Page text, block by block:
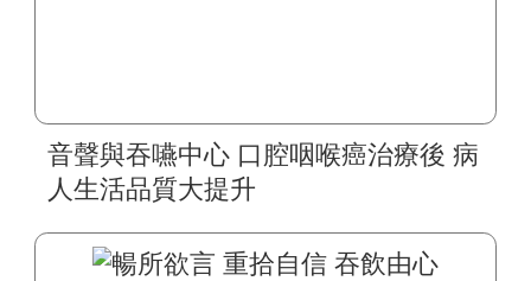
音聲與吞嚥中心 口腔咽喉癌治療後 病
人生活品質大提升